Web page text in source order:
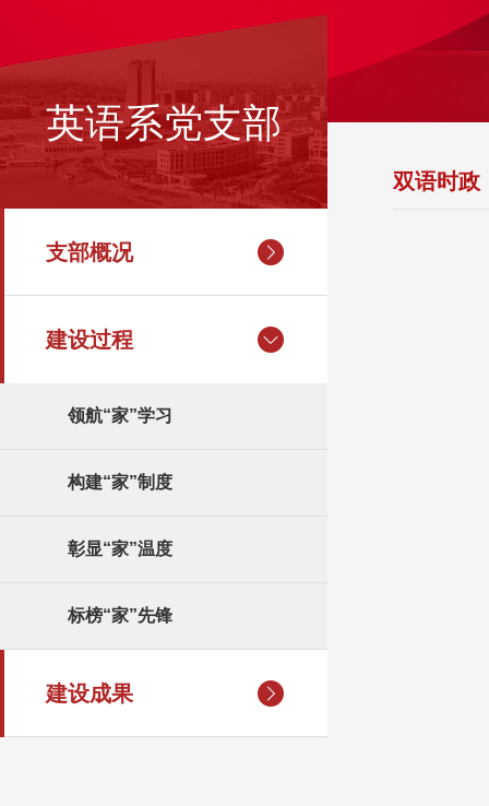
英语系党支部
支部概况
建设过程
领航“家”学习
构建“家”制度
彰显“家”温度
标榜“家”先锋
建设成果
双语时政